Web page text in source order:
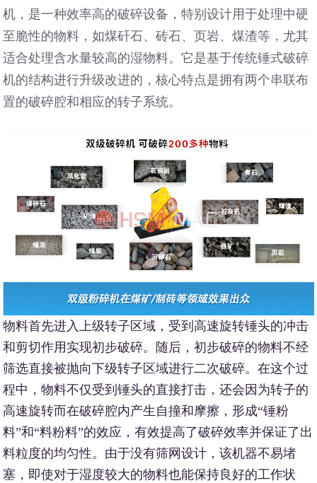
机，是一种效率高的破碎设备，特别设计用于处理中硬
至脆性的物料，如煤矸石、砖石、页岩、煤渣等，尤其
适合处理含水量较高的湿物料。它是基于传统锤式破碎
机的结构进行升级改进的，核心特点是拥有两个串联布
置的破碎腔和相应的转子系统。
物料首先进入上级转子区域，受到高速旋转锤头的冲击
和剪切作用实现初步破碎。随后，初步破碎的物料不经
筛选直接被抛向下级转子区域进行二次破碎。在这个过
程中，物料不仅受到锤头的直接打击，还会因为转子的
高速旋转而在破碎腔内产生自撞和摩擦，形成“锤粉
料”和“料粉料”的效应，有效提高了破碎效率并保证了出
料粒度的均匀性。由于没有筛网设计，该机器不易堵
塞，即使对于湿度较大的物料也能保持良好的工作状